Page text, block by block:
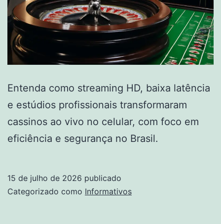
Entenda como streaming HD, baixa latência
e estúdios profissionais transformaram
cassinos ao vivo no celular, com foco em
eficiência e segurança no Brasil.
15 de julho de 2026 publicado
Categorizado como Informativos